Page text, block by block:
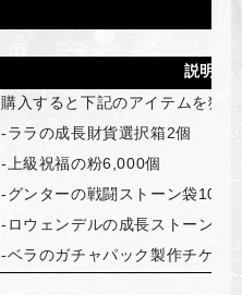
説明
購入すると下記のアイテムを獲
-ララの成長財貨選択箱2個
- 上級祝福の粉6,000個
-グンターの戦闘ストーン袋10個
- ロウェンデルの成長ストーン袋
-ベラのガチャパック製作チケッ